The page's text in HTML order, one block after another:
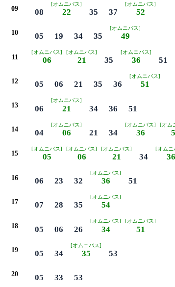
09 08
[オムニバス]
22 35 37
[オムニバス]
52
10 05 19 34 35
[オムニバス]
49
11
[オムニバス]
06
[オムニバス]
21 35
[オムニバス]
36 51
12 05 06 21 35 36
[オムニバス]
51
13 06
[オムニバス]
21 34 36 51
14 04
[オムニバス]
06 21 34
[オムニバス]
36
[オム
15
[オムニバス]
05
[オムニバス]
06
[オムニバス]
21 34
[オムニ
36
16 06 23 32
[オムニバス]
36 51
17 07 28 35
[オムニバス]
54
18 05 06 26
[オムニバス]
34
[オムニバス]
51
19 05 34
[オムニバス]
35 53
20 05 33 53